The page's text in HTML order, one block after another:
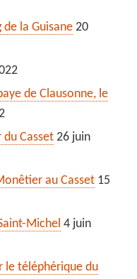
de la Guisane 20
de Clausonne, le
Casset 26 juin
au Casset 15
Michel 4 juin
le téléphérique du